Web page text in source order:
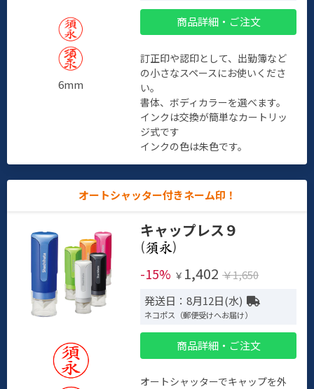
6mm
商品詳細・ご注文
訂正印や認印として、出勤簿など
の小さなスペースにお使いくださ
い。
書体、ボディカラーを選べます。
インクは交換が簡単なカートリッ
ジ式です
インクの色は朱色です。
オートシャッター付きネーム印！
キャップレス９
(
)
-15% ￥ 1,402 ￥1,650
発送日：8月12日(水)
ネコポス（郵便受けへお届け）
商品詳細・ご注文
オートシャッターでキャップを外